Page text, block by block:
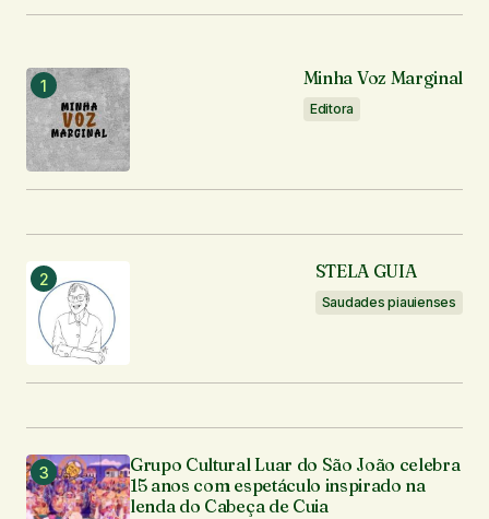
Minha Voz Marginal
Editora
STELA GUIA
Saudades piauienses
Grupo Cultural Luar do São João celebra
15 anos com espetáculo inspirado na
lenda do Cabeça de Cuia